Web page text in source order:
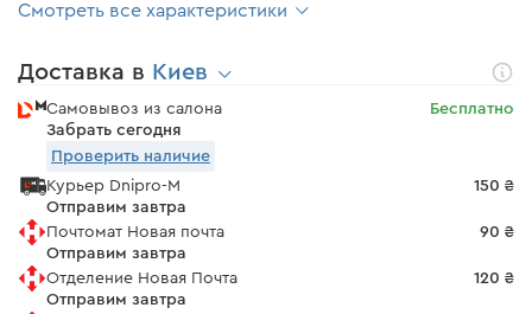
Смотреть все характеристики
Доставка в Киев
Самовывоз из салона
Забрать сегодня
Бесплатно
Проверить наличие
Курьер Dnipro-M
Отправим завтра
150 ₴
Почтомат Новая почта
Отправим завтра
90 ₴
Отделение Новая Почта
Отправим завтра
120 ₴